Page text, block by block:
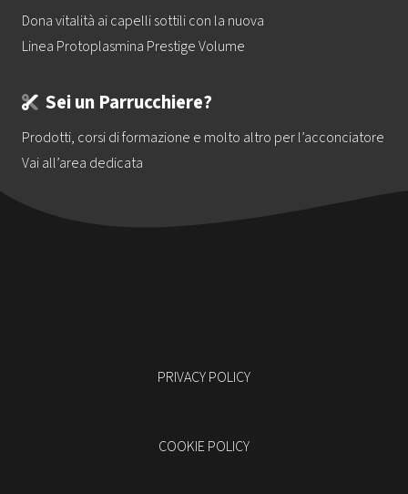
Dona vitalità ai capelli sottili con la nuova
Linea Protoplasmina Prestige Volume
Sei un Parrucchiere?
Prodotti, corsi di formazione e molto altro per l’acconciatore
Vai all’area dedicata
PRIVACY POLICY
COOKIE POLICY